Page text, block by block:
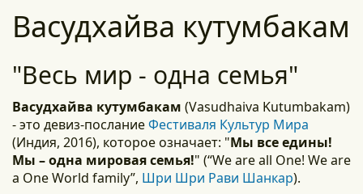
e
n
g
i
Васудхайва кутумбакам
"Весь мир - одна семья"
Васудхайва кутумбакам (Vasudhaiva Kutumbakam)
- это девиз-посланиеФестиваля Культур Мира
(Индия, 2016), которое означает: "Мы все едины!
Мы – одна мировая семья!" (“We are all One! We are
a One World family”, Шри Шри Рави Шанкар).